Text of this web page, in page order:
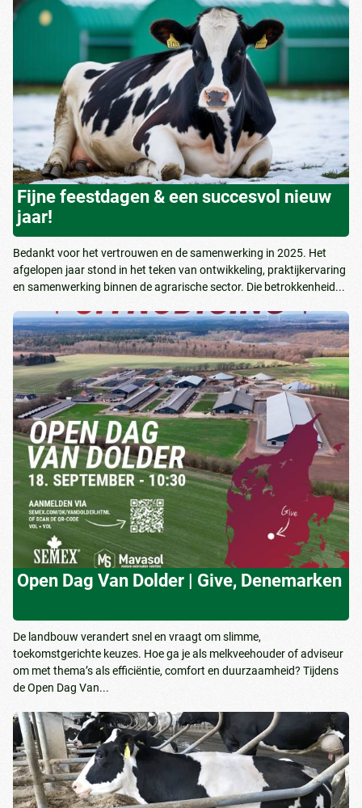
Fijne feestdagen & een succesvol nieuw
jaar!
Bedankt voor het vertrouwen en de samenwerking in 2025. Het
afgelopen jaar stond in het teken van ontwikkeling, praktijkervaring
en samenwerking binnen de agrarische sector. Die betrokkenheid...
Open Dag Van Dolder | Give, Denemarken
De landbouw verandert snel en vraagt om slimme,
toekomstgerichte keuzes. Hoe ga je als melkveehouder of adviseur
om met thema’s als efficiëntie, comfort en duurzaamheid? Tijdens
de Open Dag Van...